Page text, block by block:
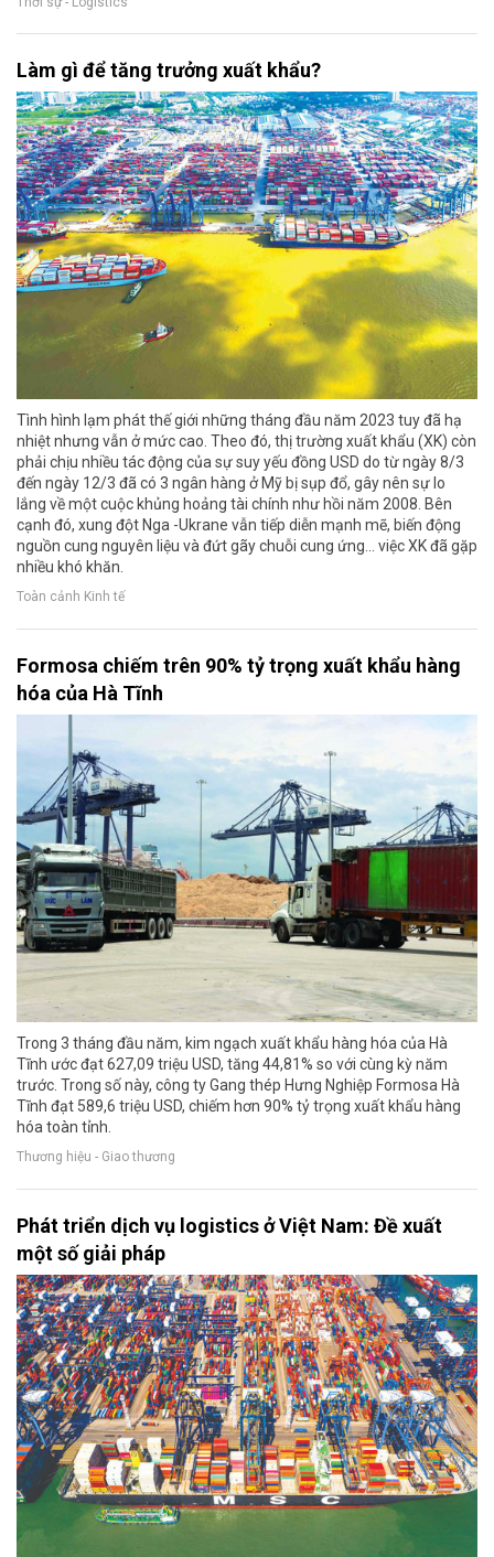
Làm gì để tăng trưởng xuất khẩu?
Tình hình lạm phát thế giới những tháng đầu năm 2023 tuy đã hạ
nhiệt nhưng vẫn ở mức cao. Theo đó, thị trường xuất khẩu (XK) còn
phải chịu nhiều tác động của sự suy yếu đồng USD do từ ngày 8/3
đến ngày 12/3 đã có 3 ngân hàng ở Mỹ bị sụp đổ, gây nên sự lo
lắng về một cuộc khủng hoảng tài chính như hồi năm 2008. Bên
cạnh đó, xung đột Nga -Ukrane vẫn tiếp diễn mạnh mẽ, biến động
nguồn cung nguyên liệu và đứt gãy chuỗi cung ứng... việc XK đã gặp
nhiều khó khăn.
Toàn cảnh Kinh tế
Formosa chiếm trên 90% tỷ trọng xuất khẩu hàng
hóa của Hà Tĩnh
Trong 3 tháng đầu năm, kim ngạch xuất khẩu hàng hóa của Hà
Tĩnh ước đạt 627,09 triệu USD, tăng 44,81% so với cùng kỳ năm
trước. Trong số này, công ty Gang thép Hưng Nghiệp Formosa Hà
Tĩnh đạt 589,6 triệu USD, chiếm hơn 90% tỷ trọng xuất khẩu hàng
hóa toàn tỉnh.
Thương hiệu - Giao thương
Phát triển dịch vụ logistics ở Việt Nam: Đề xuất
một số giải pháp